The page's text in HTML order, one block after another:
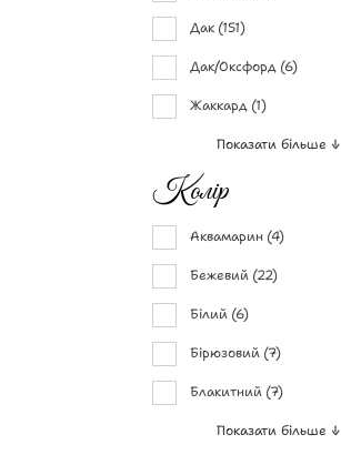
Дак (151)
Дак/Оксфорд (6)
Жаккард (1)
Показати більше ↓
Колір
Аквамарин (4)
Бежевий (22)
Білий (6)
Бірюзовий (7)
Блакитний (7)
Показати більше ↓